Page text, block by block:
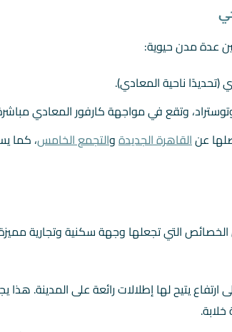
عدة مدن حيوية:
(تحديدًا ناحية المعادي).
وتقع في مواجهة كارفور المعادي
عنالقاهرة الجديدةوالتجمع الخامس، كما
التي تجعلها وجهة سكنية وتجارية
يتيح لها إطلالات رائعة على المدينة. هذا